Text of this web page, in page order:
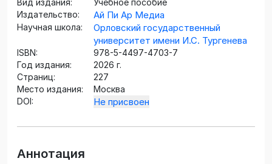
Вид издания:
Учебное пособие
Издательство:
Ай Пи Ар Медиа
Научная школа:
Орловский государственный
университет имени И.С. Тургенева
ISBN:
978-5-4497-4703-7
Год издания:
2026 г.
Страниц:
227
Место издания:
Москва
DOI:
Не присвоен
Аннотация